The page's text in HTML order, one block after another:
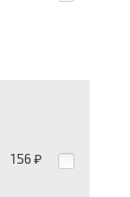
156 ₽